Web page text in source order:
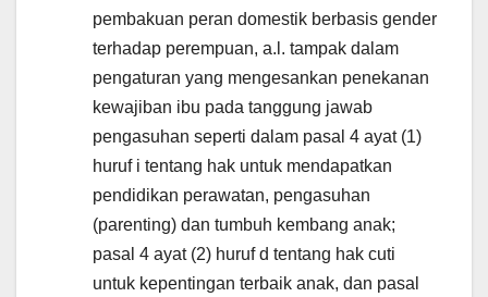
pembakuan peran domestik berbasis gender
terhadap perempuan, a.l. tampak dalam
pengaturan yang mengesankan penekanan
kewajiban ibu pada tanggung jawab
pengasuhan seperti dalam pasal 4 ayat (1)
huruf i tentang hak untuk mendapatkan
pendidikan perawatan, pengasuhan
(parenting) dan tumbuh kembang anak;
pasal 4 ayat (2) huruf d tentang hak cuti
untuk kepentingan terbaik anak, dan pasal